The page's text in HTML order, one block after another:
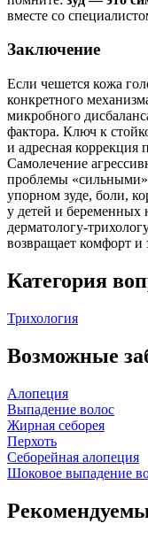
вместе со
Заключение
Если чешется кожа
конкретного
микробного
фактора. Ключ к
и адресная
Самолечение
проблемы
упорном зуде, боли,
у детей и беременных
возвращает комфорт и
Категория
Трихология
Возможные
Алопеция
Выпадение волос
Жирная себорея
Перхоть
Себорейная алопеция
Шоковое выпадение